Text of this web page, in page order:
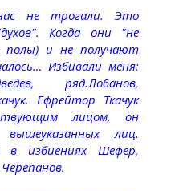
не трогали. Это
Когда они "не
и не получают
Избивали меня:
ряд.Лобанов,
Ефрейтор Ткачук
лицом, он
лиц.
в избиениях Шефер,